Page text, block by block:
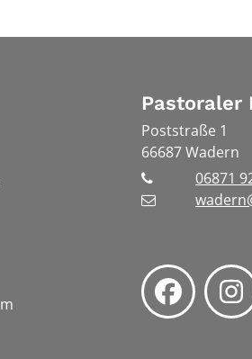
Pastoraler
Poststraße 1
66687Wadern
06871